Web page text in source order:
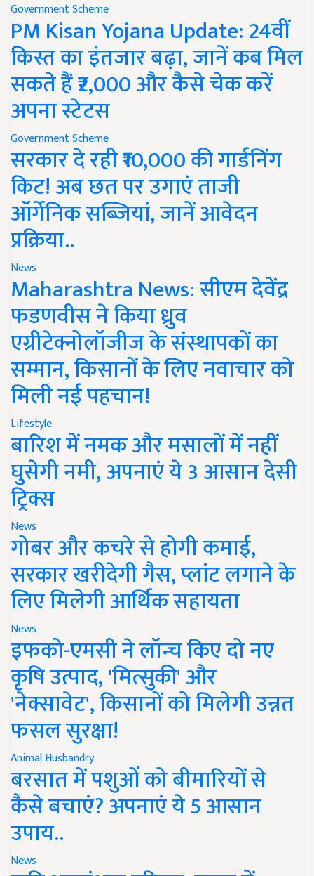
Government Scheme
PM Kisan Yojana Update: 24वीं
किस्त का इंतजार बढ़ा, जानें कब मिल
सकते हैं ₹2,000 और कैसे चेक करें
अपना स्टेटस
Government Scheme
सरकार दे रही ₹10,000 की गार्डनिंग
किट! अब छत पर उगाएं ताजी
ऑर्गेनिक सब्जियां, जानें आवेदन
प्रक्रिया..
News
Maharashtra News: सीएम देवेंद्र
फडणवीस ने किया ध्रुव
एग्रीटेक्नोलॉजीज के संस्थापकों का
सम्मान, किसानों के लिए नवाचार को
मिली नई पहचान!
Lifestyle
बारिश में नमक और मसालों में नहीं
घुसेगी नमी, अपनाएं ये 3 आसान देसी
ट्रिक्स
News
गोबर और कचरे से होगी कमाई,
सरकार खरीदेगी गैस, प्लांट लगाने के
लिए मिलेगी आर्थिक सहायता
News
इफको-एमसी ने लॉन्च किए दो नए
कृषि उत्पाद, 'मित्सुकी' और
'नेक्सावेट', किसानों को मिलेगी उन्नत
फसल सुरक्षा!
Animal Husbandry
बरसात में पशुओं को बीमारियों से
कैसे बचाएं? अपनाएं ये 5 आसान
उपाय..
News